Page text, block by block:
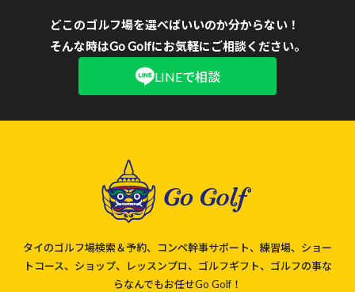
どこのゴルフ場を選べばいいのか分からない！
そんな時はGo Golfにお気軽にご相談ください。
LINEで相談
タイのゴルフ場検索＆予約、コンペ幹事サポート、練習場、ショー
トコース、ショップ、レッスンプロ、ゴルフギフト、ゴルフの事な
らなんでもお任せGo Golf！